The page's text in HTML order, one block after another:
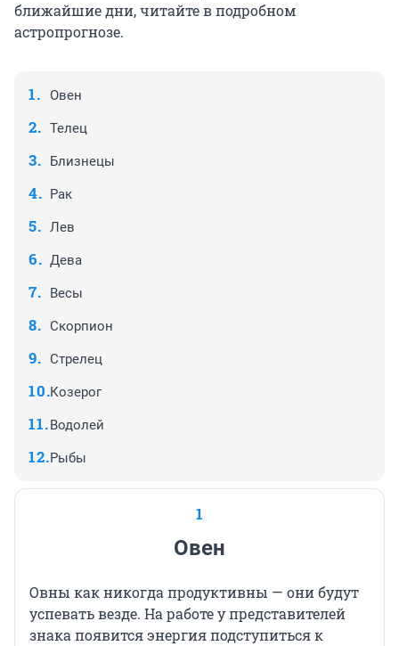
ближайшие дни, читайте в подробном
астропрогнозе.
Овен
Телец
Близнецы
Рак
Лев
Дева
Весы
Скорпион
Стрелец
Козерог
Водолей
Рыбы
1
Овен
Овны как никогда продуктивны — они будут
успевать везде. На работе у представителей
знака появится энергия подступиться к